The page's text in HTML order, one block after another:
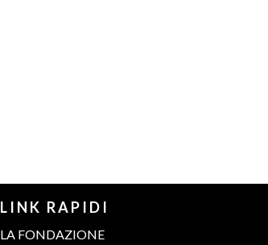
LINK RAPIDI
LA FONDAZIONE